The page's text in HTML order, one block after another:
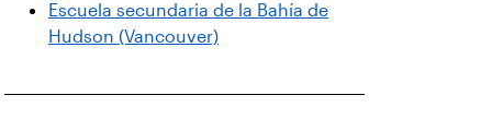
Escuela secundaria de la Bahía de
Hudson (Vancouver)